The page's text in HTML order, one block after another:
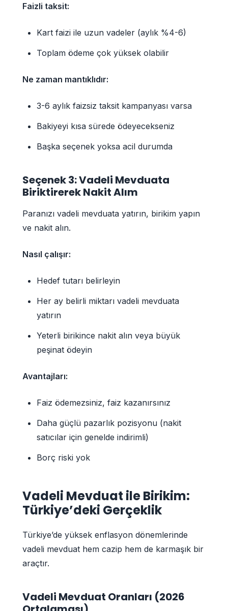
Faizli taksit:
Kart faizi ile uzun vadeler (aylık %4-6)
Toplam ödeme çok yüksek olabilir
Ne zaman mantıklıdır:
3-6 aylık faizsiz taksit kampanyası varsa
Bakiyeyi kısa sürede ödeyecekseniz
Başka seçenek yoksa acil durumda
Seçenek 3: Vadeli Mevduata
Biriktirerek Nakit Alım
Paranızı vadeli mevduata yatırın, birikim yapın
ve nakit alın.
Nasıl çalışır:
Hedef tutarı belirleyin
Her ay belirli miktarı vadeli mevduata
yatırın
Yeterli birikince nakit alın veya büyük
peşinat ödeyin
Avantajları:
Faiz ödemezsiniz, faiz kazanırsınız
Daha güçlü pazarlık pozisyonu (nakit
satıcılar için genelde indirimli)
Borç riski yok
Vadeli Mevduat ile Birikim:
Türkiye’deki Gerçeklik
Türkiye’de yüksek enflasyon dönemlerinde
vadeli mevduat hem cazip hem de karmaşık bir
araçtır.
Vadeli Mevduat Oranları (2026